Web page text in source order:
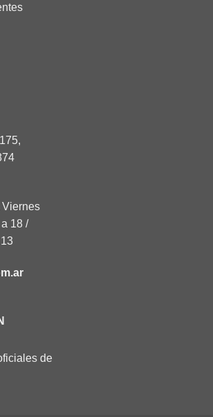
Viernes
18 /